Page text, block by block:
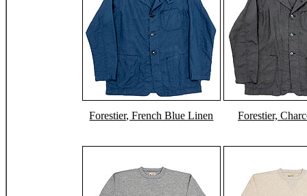
Forestier, French Blue Linen Forestier,